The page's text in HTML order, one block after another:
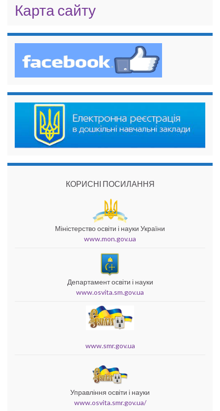
Карта сайту
КОРИСНІ ПОСИЛАННЯ
Міністерство освіти і науки України
www.mon.gov.ua
Департамент освіти і науки
www.osvita.sm.gov.ua
www.smr.gov.ua
Управління освіти і науки
www.osvita.smr.gov.ua/